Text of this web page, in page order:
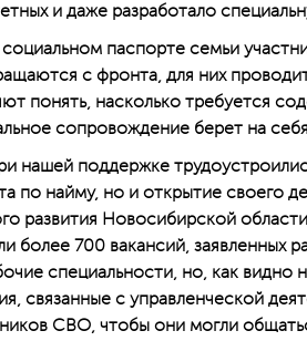
и даже разработало
паспорте семьи
с фронта, для них
понять, насколько требуется
сопровождение берет на
нашей поддержке
по найму, но и открытие своего
развития Новосибирской
более 700 вакансий, заявленных
специальности, но, как видно
связанные с управленческой
СВО, чтобы они могли